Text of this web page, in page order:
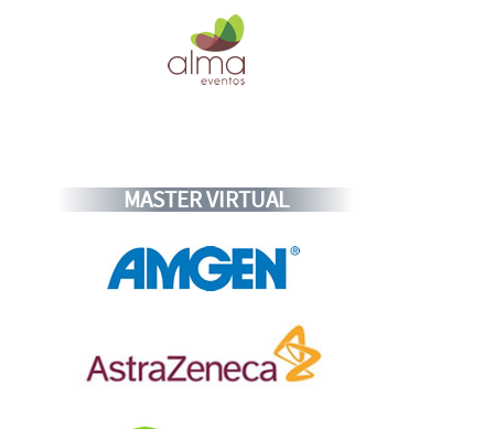
MASTER VIRTUAL